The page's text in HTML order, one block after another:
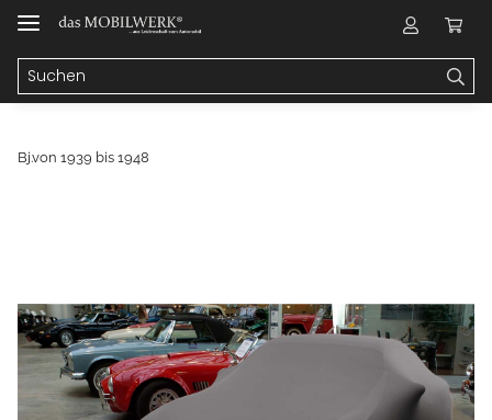
Bj.von 1939 bis 1948